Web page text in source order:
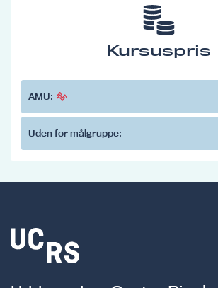
Kursuspris
AMU:
Uden for målgruppe: